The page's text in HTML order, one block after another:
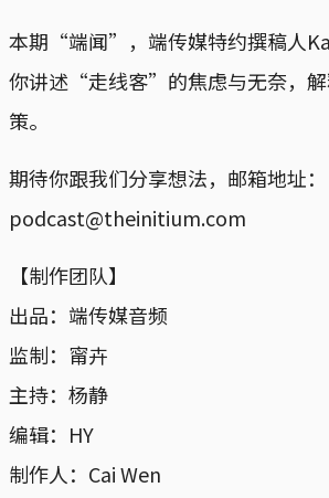
本期“端闻”，端传媒特约撰稿人
你讲述“走线客”的焦虑与无奈，解
策。
期待你跟我们分享想法，邮箱地址：
podcast@theinitium.com
【制作团队】
出品：端传媒音频
监制：甯卉
主持：杨静
编辑：HY
制作人：Cai Wen